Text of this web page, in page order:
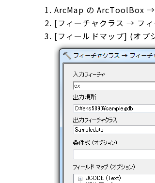
ArcMap の ArcToolBox →
[フィーチャクラス → フィ
[フィールドマップ] (オプ